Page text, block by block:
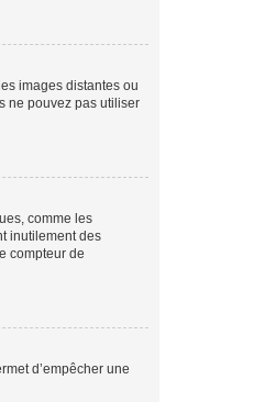
images distantes ou
ne pouvez pas utiliser
comme les
inutilement des
compteur de
d’empêcher une